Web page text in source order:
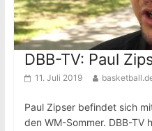
DBB-TV: Paul
11. Juli 2019
Paul Zipser befindet sich
den WM-Sommer. DBB-TV